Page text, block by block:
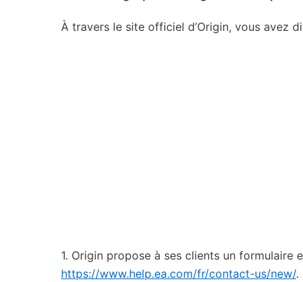
À travers le site officiel d’Origin, vous avez
1. Origin propose à ses clients un formulaire
https://www.help.ea.com/fr/contact-us/new/.